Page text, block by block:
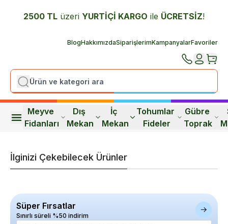
2500 TL üzeri YURTİÇİ KARGO ile ÜCRETSİZ!
BlogHakkımızdaSiparişlerimKampanyalarFavoriler
Meyve
Fidanları
Dış
Mekan
İç
Mekan
Tohumlar
Fideler
Gübre
Toprak
İlginizi Çekebilecek Ürünler
Süper Fırsatlar
Sınırlı süreli %50 indirim